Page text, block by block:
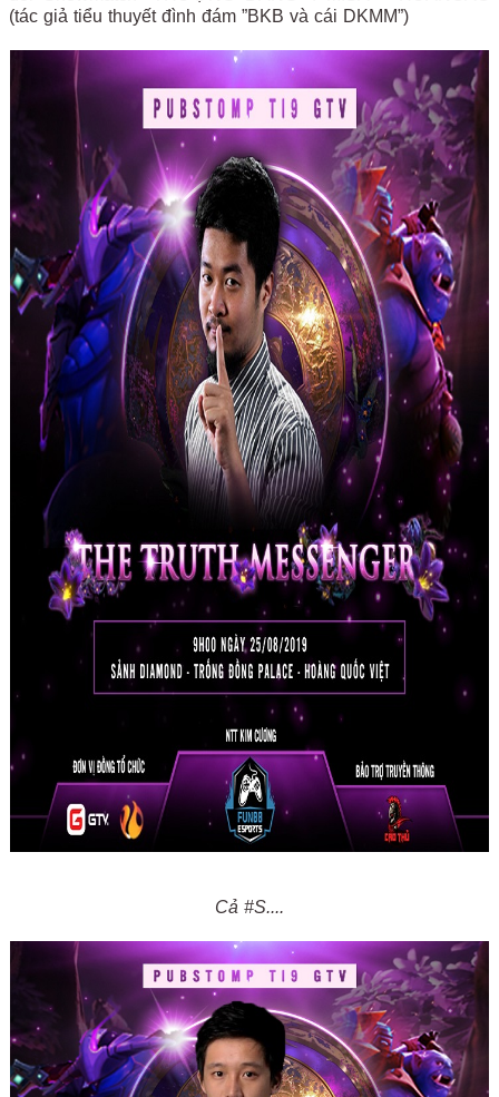
(tác giả tiểu thuyết đình đám ”BKB và cái DKMM”)
Cả #S....